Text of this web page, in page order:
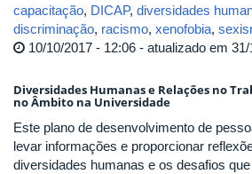
capacitação, DICAP, diversidades
discriminação, racismo, xenofobia,
10/10/2017 - 12:06 - atualizado em
Diversidades Humanas e Relações no
no Âmbito na Universidade
Este plano de desenvolvimento de
levar informações e proporcionar
diversidades humanas e os desafios